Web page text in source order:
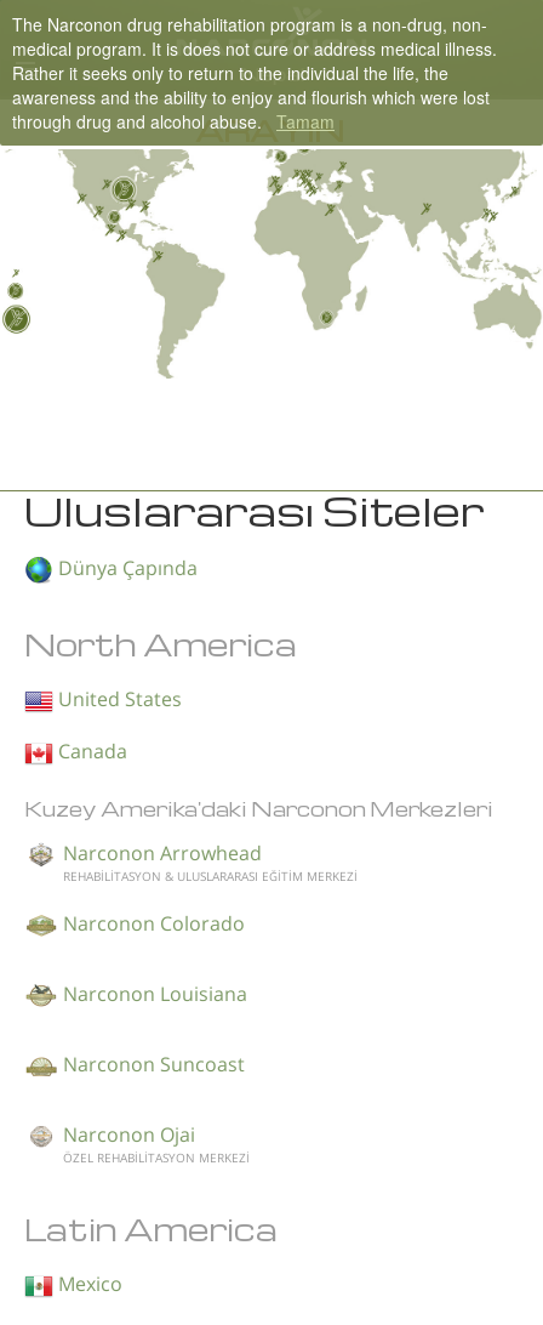
Nepali
English
Czech
Turkish
Tüm Bölgeler/Diller
ARAYIN
Uluslararası Siteler
Dünya Çapında
North America
United States
Canada
Kuzey Amerika'daki Narconon Merkezleri
Narconon Arrowhead
REHABİLİTASYON & ULUSLARARASI EĞİTİM MERKEZİ
Narconon Colorado
Narconon Louisiana
Narconon Suncoast
Narconon Ojai
ÖZEL REHABİLİTASYON MERKEZİ
Latin America
Mexico
The Narconon drug rehabilitation program is a non-drug, non-
medical program. It is does not cure or address medical illness.
Rather it seeks only to return to the individual the life, the
awareness and the ability to enjoy and flourish which were lost
through drug and alcohol abuse. Tamam